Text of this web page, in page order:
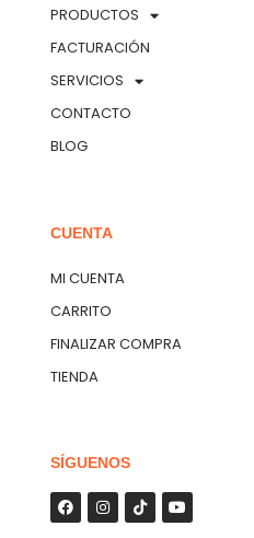
PRODUCTOS
FACTURACIÓN
SERVICIOS
CONTACTO
BLOG
CUENTA
MI CUENTA
CARRITO
FINALIZAR COMPRA
TIENDA
SÍGUENOS